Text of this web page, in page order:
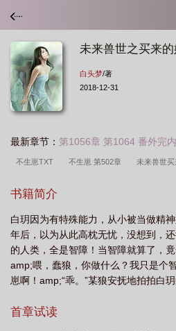
未来兽世之买来
白头梦/著
2018-12-31
最新章节： 第1056章 第1064 番外完
不生崽TXT 不生崽 第502章 未来兽世
未删减 未来兽世买来的媳妇不生崽免费阅读
妇不生崽有声 未来兽世之买来的媳妇不生崽
世买来的媳妇不生崽? 未来兽世买来的媳妇
不生崽TXT 未来兽世买来的媳妇不生崽漫画
的媳妇不生崽男主有几个 不生崽 介绍 未
书籍简介
白玥因为有特殊能力，从小被当做精
年后，以为从此高枕无忧，没想到，
的人类，全是智障！当智障就算了，
amp;喂，蠢狼，你做什么？我只是个
崽啊！amp;“乖。”某狼安抚地拍拍白
首章试读